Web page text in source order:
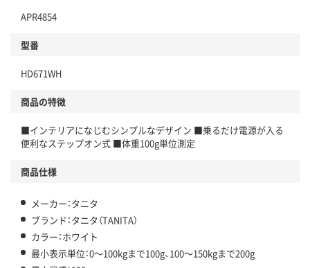
APR4854
型番
HD671WH
商品の特徴
■インテリアになじむシンプルなデザイン ■乗るだけ電源が入る
便利なステップオン式 ■体重100g単位測定
商品仕様
メーカー：タニタ
ブランド：タニタ（TANITA）
カラー：ホワイト
最小表示単位：0～100kgまで100g、100～150kgまで200g